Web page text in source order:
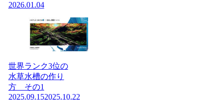
2026.01.04
世界ランク3位の
水草水槽の作り
方 その1
2025.09.152025.10.22